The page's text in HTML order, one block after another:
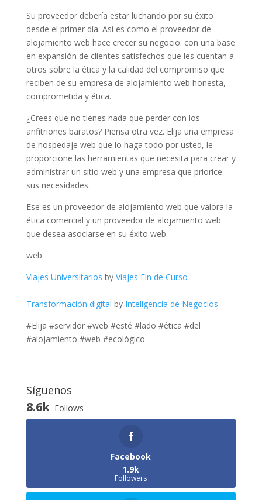
Su proveedor debería estar luchando por su éxito
desde el primer día. Así es como el proveedor de
alojamiento web hace crecer su negocio: con una base
en expansión de clientes satisfechos que les cuentan a
otros sobre la ética y la calidad del compromiso que
reciben de su empresa de alojamiento web honesta,
comprometida y ética.
¿Crees que no tienes nada que perder con los
anfitriones baratos? Piensa otra vez. Elija una empresa
de hospedaje web que lo haga todo por usted, le
proporcione las herramientas que necesita para crear y
administrar un sitio web y una empresa que priorice
sus necesidades.
Ese es un proveedor de alojamiento web que valora la
ética comercial y un proveedor de alojamiento web
que desea asociarse en su éxito web.
web
Viajes Universitarios by Viajes Fin de Curso
Transformación digital by Inteligencia de Negocios
#Elija #servidor #web #esté #lado #ética #del
#alojamiento #web #ecológico
Síguenos
8.6k Follows
Facebook
1.9k
Followers